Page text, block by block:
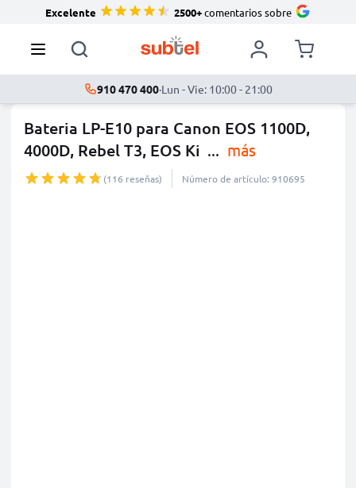
Excelente 2500+comentarios sobre
910 470 400·Lun - Vie: 10:00 - 21:00
Bateria LP-E10 para Canon EOS 1100D,
4000D, Rebel T3, EOS Ki ... más
(116 reseñas) Número de artículo: 910695